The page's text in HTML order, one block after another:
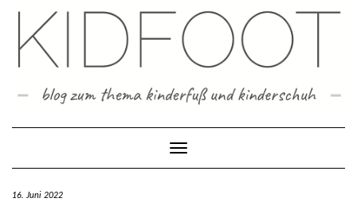
content
Toggle Navigation
16. Juni 2022